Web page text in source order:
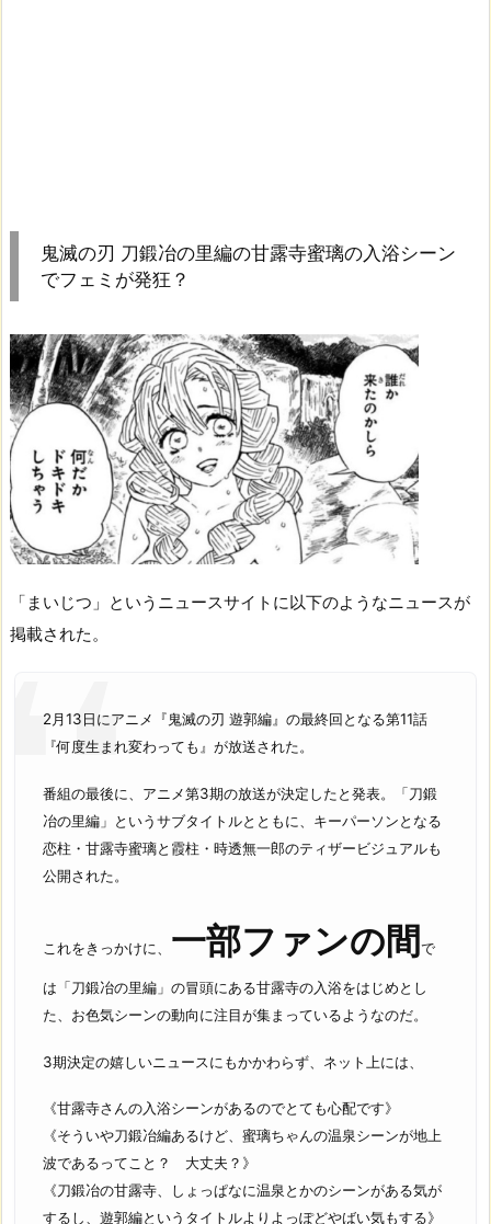
鬼滅の刃 刀鍛冶の里編の甘露寺蜜璃の入浴シーン
でフェミが発狂？
「まいじつ」というニュースサイトに以下のようなニュースが
掲載された。
2月13日にアニメ『鬼滅の刃 遊郭編』の最終回となる第11話
『何度生まれ変わっても』が放送された。
番組の最後に、アニメ第3期の放送が決定したと発表。「刀鍛
冶の里編」というサブタイトルとともに、キーパーソンとなる
恋柱・甘露寺蜜璃と霞柱・時透無一郎のティザービジュアルも
公開された。
これをきっかけに、 一部ファンの間 で
は「刀鍛冶の里編」の冒頭にある甘露寺の入浴をはじめとし
た、お色気シーンの動向に注目が集まっているようなのだ。
3期決定の嬉しいニュースにもかかわらず、ネット上には、
《甘露寺さんの入浴シーンがあるのでとても心配です》
《そういや刀鍛冶編あるけど、蜜璃ちゃんの温泉シーンが地上
波であるってこと？ 大丈夫？》
《刀鍛冶の甘露寺、しょっぱなに温泉とかのシーンがある気が
するし、遊郭編というタイトルよりよっぽどやばい気もする》